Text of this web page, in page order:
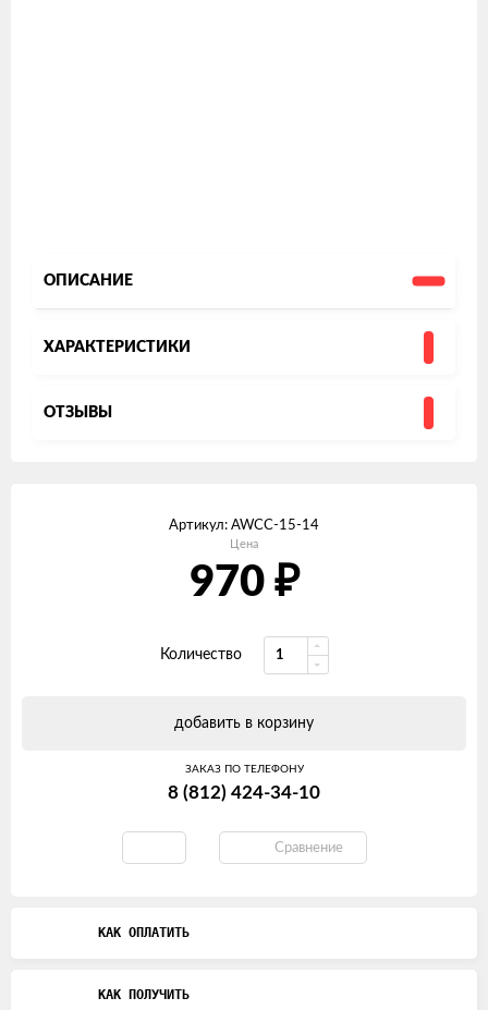
ОПИСАНИЕ
ХАРАКТЕРИСТИКИ
ОТЗЫВЫ
Артикул: AWCC-15-14
Цена
970 ₽
Количество
добавить в корзину
ЗАКАЗ ПО ТЕЛЕФОНУ
8 (812) 424-34-10
Сравнение
КАК ОПЛАТИТЬ
КАК ПОЛУЧИТЬ